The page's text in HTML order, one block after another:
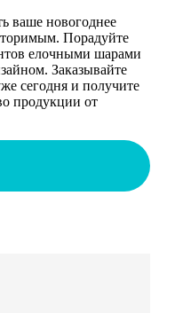
ваше новогоднее
Порадуйте
елочными шарами
Заказывайте
сегодня и получите
продукции от